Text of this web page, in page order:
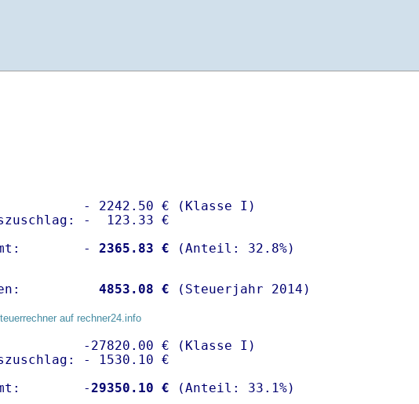
- 2242.50 € (Klasse I)
-  123.33 €
-
2365.83 €
4853.08 € (Steuerjahr 2014)
auf rechner24.info
-27820.00 € (Klasse I)
- 1530.10 €
-29350.10 €